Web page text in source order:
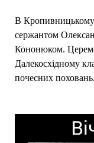
В
сержантом
Кононюком.
Далекосхідному
почесних поховань.